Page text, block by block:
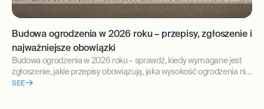
Budowa ogrodzenia w 2026 roku – przepisy, zgłoszenie i
najważniejsze obowiązki
Budowa ogrodzenia w 2026 roku – sprawdź, kiedy wymagane jest
zgłoszenie, jakie przepisy obowiązują, jaka wysokość ogrodzenia nie
wymaga formalności oraz jak uniknąć najczęstszych błędów.
SEE